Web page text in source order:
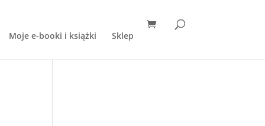
Moje e-booki i książki Sklep